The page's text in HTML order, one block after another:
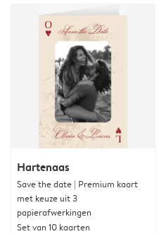
Hartenaas
Save the date | Premium kaart
met keuze uit 3
papierafwerkingen
Set van 10 kaarten